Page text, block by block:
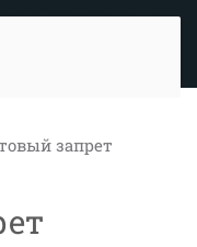
запрет